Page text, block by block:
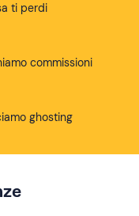
ti perdi
commissioni
ghosting